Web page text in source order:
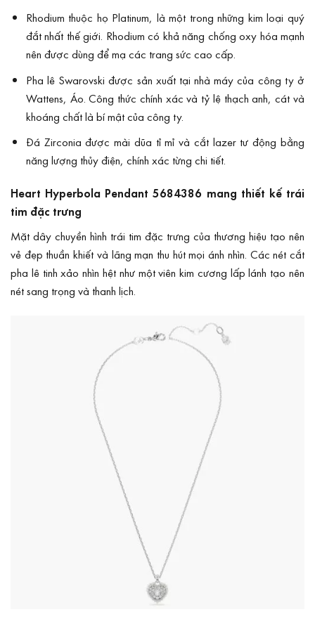
Rhodium thuộc họ Platinum, là một trong những kim loại quý
đắt nhất thế giới. Rhodium có khả năng chống oxy hóa mạnh
nên được dùng để mạ các trang sức cao cấp.
Pha lê Swarovski được sản xuất tại nhà máy của công ty ở
Wattens, Áo. Công thức chính xác và tỷ lệ thạch anh, cát và
khoáng chất là bí mật của công ty.
Đá Zirconia được mài dũa tỉ mỉ và cắt lazer tư động bằng
năng lượng thủy điện, chính xác từng chi tiết.
Heart Hyperbola Pendant 5684386 mang thiết kế trái
tim đặc trưng
Mặt dây chuyền hình trái tim đặc trưng của thương hiệu tạo nên
vẻ đẹp thuần khiết và lãng mạn thu hút mọi ánh nhìn. Các nét cắt
pha lê tinh xảo nhìn hệt như một viên kim cương lấp lánh tạo nên
nét sang trọng và thanh lịch.